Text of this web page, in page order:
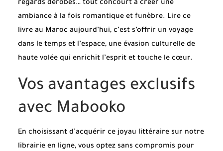
regards dérobés… tout concourt à créer une
ambiance à la fois romantique et funèbre. Lire ce
livre au Maroc aujourd’hui, c’est s’offrir un voyage
dans le temps et l’espace, une évasion culturelle de
haute volée qui enrichit l’esprit et touche le cœur.
Vos avantages exclusifs
avec Mabooko
En choisissant d’acquérir ce joyau littéraire sur notre
librairie en ligne, vous optez sans compromis pour